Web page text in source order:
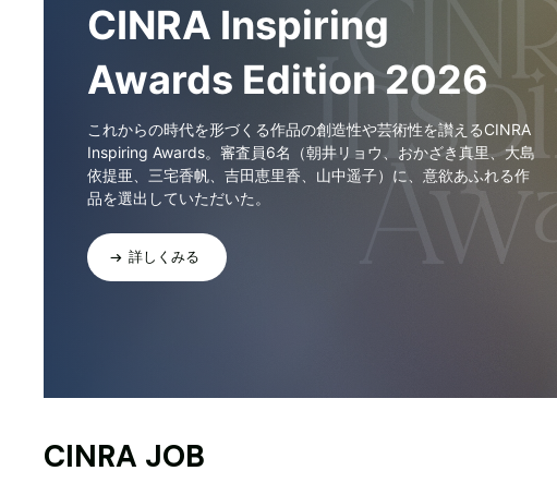
CINRA Inspiring
Awards Edition 2026
これからの時代を形づくる作品の創造性や芸術性を讃えるCINRA
Inspiring Awards。審査員6名（朝井リョウ、おかざき真里、大島
依提亜、三宅香帆、吉田恵里香、山中遥子）に、意欲あふれる作
品を選出していただいた。
詳しくみる
CINRA JOB